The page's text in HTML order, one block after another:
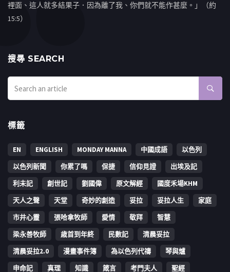
裡面、這人就多結果子．因為離了我、你們就不能作甚麼。」（約
15:5）
搜㝷 SEARCH
標籤
EN ENGLISH MONDAY MANNA 中國成語
以色列
以色列新聞
你累了嗎 保捷 信仰見證
出埃及記
利未記
創世記 劉國偉 原文解經
國度禾場KHM
天人之聲
天堂 奇妙的創造 妥拉 妥拉人生
家庭
市井心靈
張哈拿牧師 愛情 敬拜
智慧
梁永善牧師
歳首到年終 民數記
清晨妥拉
清晨妥拉2.0
漫畫事件簿 為以色列代禱
琴與爐
申命記
真理 知識 箴言 考門夫人 聖經